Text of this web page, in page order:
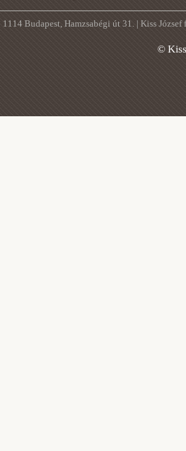
1114 Budapest, Hamzsabégi út 31. | Kiss
©